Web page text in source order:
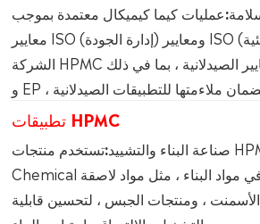
عمليات كيما كيميكال معتمدة بموجب
معايير ISO (إدارة الجودة) ومعايير ISO (الإدارة البيئية). منتجات
الشركة HPMC تتوافق مع المعايير الصيدلانية ، بما في ذلك USP
تطبيقات HPMC
صناعة البناء والتشييد:تستخدم منتجات HPMC من Kima
Chemical على نطاق واسع في مواد البناء ، مثل مواد لاصقة
الأسمنت ، ومنتجات الجبس ، لتحسين قابلية